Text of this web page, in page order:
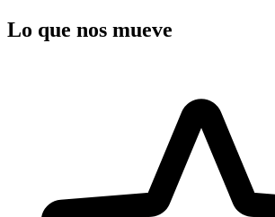
Lo que nos mueve